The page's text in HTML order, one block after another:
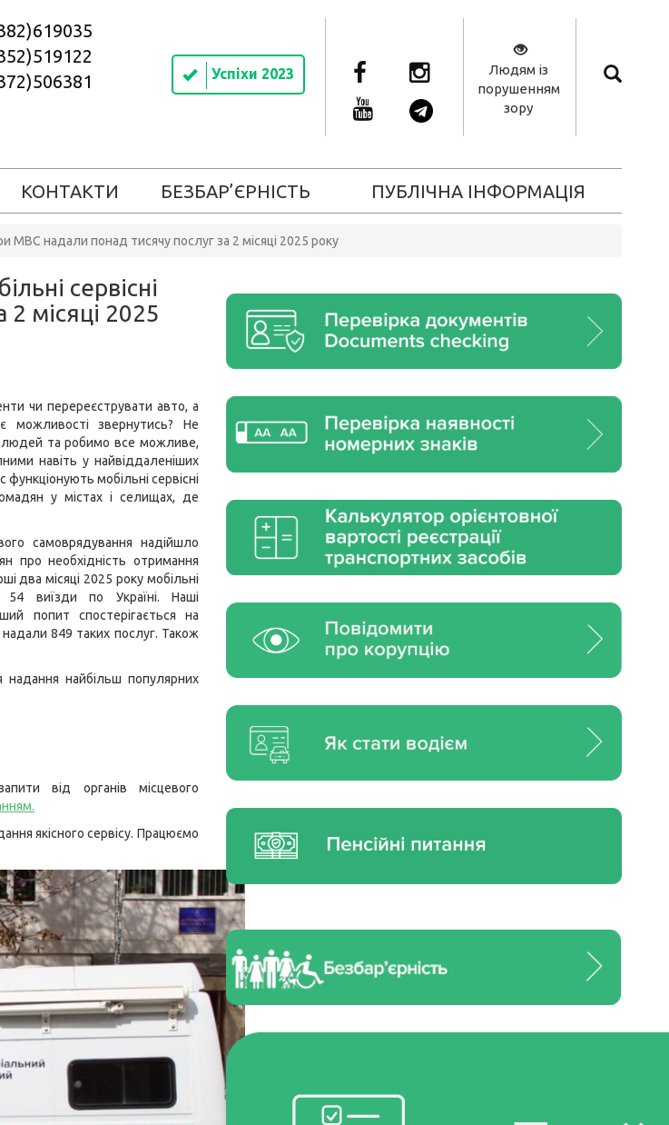
Успіхи 2023
Людям із
порушенням
зору
КОНТАКТИ БЕЗБАР’ЄРНІСТЬ ПУБЛІЧНА ІНФОРМАЦІЯ
МВС надали понад тисячу послуг за 2 місяці 2025 року
сервісні
місяці 2025
чи перереєструвати авто, а
можливості звернутись? Не
та робимо все можливе,
навіть у найвіддаленіших
функціонують мобільні сервісні
у містах і селищах, де
самоврядування надійшло
про необхідність отримання
два місяці 2025 року мобільні
54 виїзди по Україні. Наші
попит спостерігається на
надали 849 таких послуг. Також
найбільш популярних
від органів місцевого
.
якісного сервісу. Працюємо